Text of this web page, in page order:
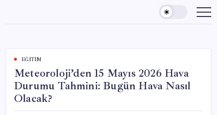
content
EĞITIM
Meteoroloji’den 15 Mayıs 2026 Hava
Durumu Tahmini: Bugün Hava Nasıl
Olacak?